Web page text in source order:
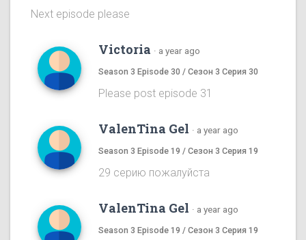
Next episode please
Victoria · a year ago
Season 3 Episode 30 / Сезон 3 Серия 30
Please post episode 31
ValenTina Gel · a year ago
Season 3 Episode 19 / Сезон 3 Серия 19
29 серию пожалуйста
ValenTina Gel · a year ago
Season 3 Episode 19 / Сезон 3 Серия 19